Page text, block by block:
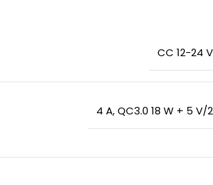
CC 12-24 V
4 A,QC3.0 18 W + 5 V/2